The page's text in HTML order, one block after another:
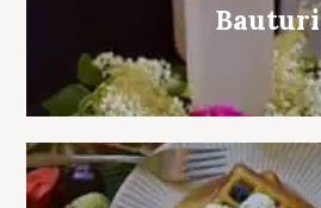
Bauturi